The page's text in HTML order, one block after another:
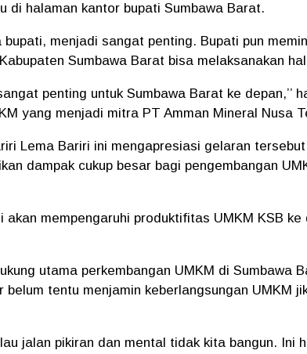
di halaman kantor bupati Sumbawa Barat.
menjadi sangat penting. Bupati pun
Sumbawa Barat bisa melaksanakan
penting untuk Sumbawa Barat ke depan,’’
yang menjadi mitra PT Amman Mineral Nusa
Lema Bariri ini mengapresiasi gelaran
dampak cukup besar bagi pengembangan
akan mempengaruhi produktifitas UMKM KSB ke
utama perkembangan UMKM di Sumbawa
belum tentu menjamin keberlangsungan UMKM
jalan pikiran dan mental tidak kita bangun. Ini